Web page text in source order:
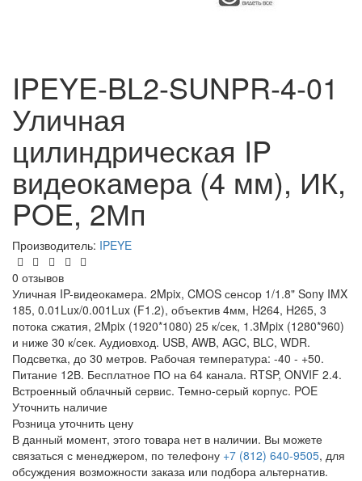
IPEYE-BL2-SUNPR-4-01
Уличная
цилиндрическая IP
видеокамера (4 мм), ИК,
POE, 2Мп
Производитель: IPEYE
0 отзывов
Уличная IP-видеокамера. 2Mpix, CMOS сенсор 1/1.8" Sony IMX
185, 0.01Lux/0.001Lux (F1.2), объектив 4мм, H264, H265, 3
потока сжатия, 2Mpix (1920*1080) 25 к/сек, 1.3Mpix (1280*960)
и ниже 30 к/сек. Аудиовход. USB, AWB, AGC, BLC, WDR.
Подсветка, до 30 метров. Рабочая температура: -40 - +50.
Питание 12В. Бесплатное ПО на 64 канала. RTSP, ONVIF 2.4.
Встроенный облачный сервис. Темно-серый корпус. POE
Уточнить наличие
Розница уточнить цену
В данный момент, этого товара нет в наличии. Вы можете
связаться с менеджером, по телефону +7 (812) 640-9505, для
обсуждения возможности заказа или подбора альтернатив.